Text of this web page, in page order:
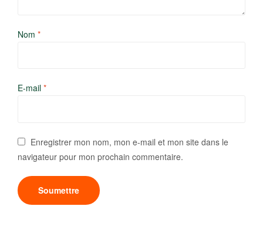
Nom *
E-mail *
Enregistrer mon nom, mon e-mail et mon site dans le
navigateur pour mon prochain commentaire.